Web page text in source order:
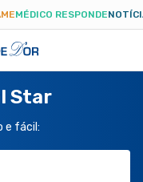
MÉDICO RESPONDE
Star
e fácil: